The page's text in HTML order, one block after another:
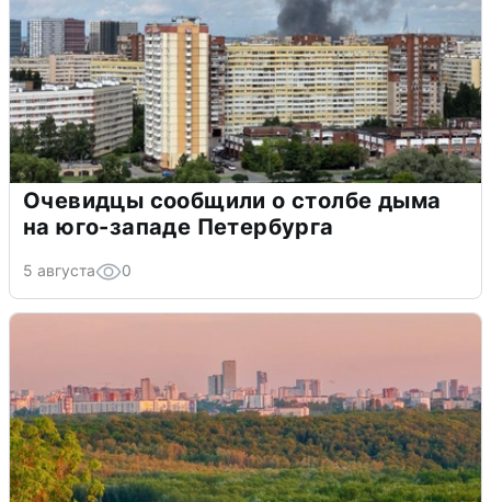
Очевидцы сообщили о столбе дыма
на юго-западе Петербурга
5 августа 0